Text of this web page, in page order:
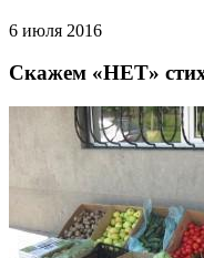
6 июля 2016
Скажем «НЕТ»